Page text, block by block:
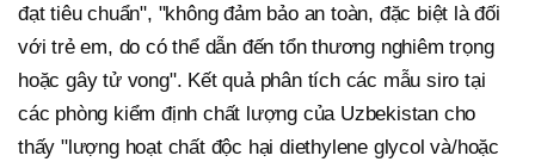
đạt tiêu chuẩn", "không đảm bảo an toàn, đặc biệt là đối
với trẻ em, do có thể dẫn đến tổn thương nghiêm trọng
hoặc gây tử vong". Kết quả phân tích các mẫu siro tại
các phòng kiểm định chất lượng của Uzbekistan cho
thấy "lượng hoạt chất độc hại diethylene glycol và/hoặc